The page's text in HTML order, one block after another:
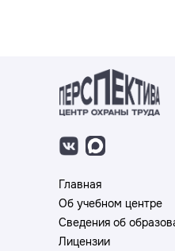
Главная
Об учебном центре
Сведения об
Лицензии